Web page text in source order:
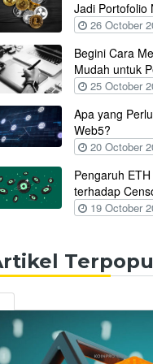
Jadi Portofolio
26 October
Begini Cara
Mudah untuk
25 October
Apa yang
Web5?
20 October
Pengaruh
terhadap
19 October